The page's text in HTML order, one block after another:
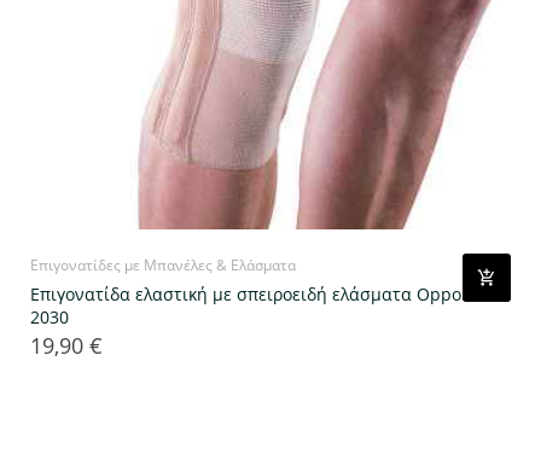
Επιγονατίδες με Μπανέλες & Ελάσματα
Επιγονατίδα ελαστική με σπειροειδή ελάσματα Oppo
2030
Τιμή
19,90 €